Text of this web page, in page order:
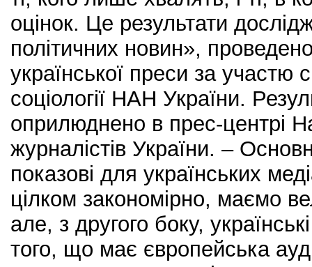
оцінок. Це результати
політичних новин»,
української преси за участю
соціології НАН України.
оприлюднено в прес-центрі
журналістів України. –
показові для українських
цілком закономірно, маємо
але, з другого боку,
того, що має європейська